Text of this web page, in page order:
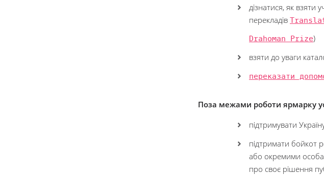
дізнатися, як взяти
перекладів
Drahoman Prize)
взяти до уваги
переказати
Поза межами роботи ярмарку
підтримувати
підтримати бойкот
або окремими
про своє рішення